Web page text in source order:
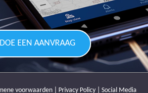
DOE EEN AANVRAAG
voorwaarden| Privacy Policy| Social Media